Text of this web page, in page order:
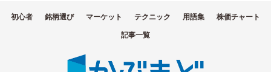
初心者 銘柄選び マーケット テクニック 用語集 株価チャート
記事一覧